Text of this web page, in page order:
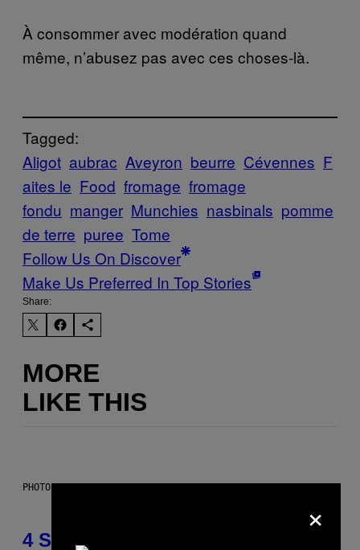
À consommer avec modération quand
même, n’abusez pas avec ces choses-là.
Tagged:
Aligot aubrac Aveyron beurre Cévennes F
aites le Food fromage fromage
fondu manger Munchies nasbinals pomme
de terre puree Tome
Follow Us On Discover
Make Us Preferred In Top Stories
Share:
MORE
LIKE THIS
PHOTO BY SCOTT LEGATO/GETTY IMAGES
4 Shoegaze Songs to Listen to if
×